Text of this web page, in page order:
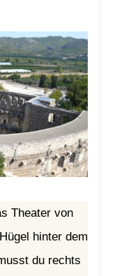
Theater von
hinter dem
du rechts